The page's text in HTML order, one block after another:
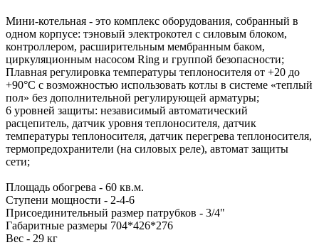
Мини-котельная - это комплекс оборудования, собранный в
одном корпусе: тэновый электрокотел с силовым блоком,
контроллером, расширительным мембранным баком,
циркуляционным насосом Ring и группой безопасности;
Плавная регулировка температуры теплоносителя от +20 до
+90°С с возможностью использовать котлы в системе «теплый
пол» без дополнительной регулирующей арматуры;
6 уровней защиты: независимый автоматический
расцепитель, датчик уровня теплоносителя, датчик
температуры теплоносителя, датчик перегрева теплоносителя,
термопредохранители (на силовых реле), автомат защиты
сети;
Площадь обогрева - 60 кв.м.
Ступени мощности - 2-4-6
Присоединительный размер патрубков - 3/4"
Габаритные размеры 704*426*276
Вес - 29 кг